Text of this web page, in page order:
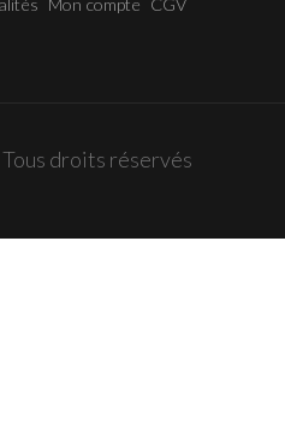
Mon compte CGV
droits réservés